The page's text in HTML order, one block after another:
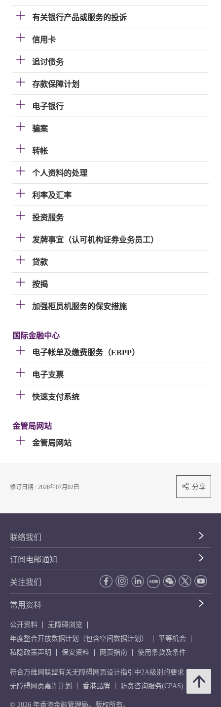
有关银行产品或服务的投诉
信用卡
追讨债务
存款保障计划
电子银行
骗案
转帐
个人资料的处理
利率及汇率
投资服务
发牌事宜（认可机构证券业务员工）
贷款
按揭
加强柜员机服务的保安措施
国际金融中心
电子帐单及缴费服务（EBPP）
电子支票
快速支付系统
金管局网站
金管局网站
修订日期 : 2026年07月02日 分享
联络我们
订阅电邮通知
关注我们
常用资料
公开资料
无障碍浏览
年度整合开放数据计划（包含空间数据计划）
平等机会
私隐政策声明
保安资料 网页指南 使用条款及条件
符合万维网联盟有关无障碍网页设计指引中2A级别的要求
无障碍网页嘉许计划
香港品牌 防贪咨询服务(CPAS)
© 2026 年香港金融管理局。版权所有。